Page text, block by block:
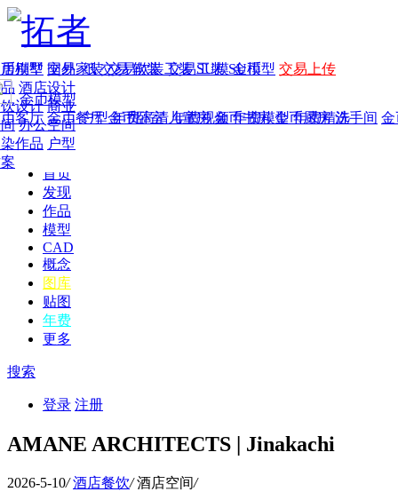
首页
发现
年费 作品 图纸 交易 软装 工装 SU模 金币
年费版块
费图纸 年费户型 年费高清 年费视频 年费模型 年费精选
作品
别墅 国外
酒店设计
设计 商业
办公空间
作品 户型
模型
模型 交易家装 交易软装 交易工装 SU模型 交易上传
金币模型
客厅 金币餐厅 金币卧室 儿童房 金币书房 金币厨房 洗手间 金
CAD
概念
图库
贴图
年费
更多
搜索
登录 注册
AMANE ARCHITECTS | Jinakachi
2026-5-10/ 酒店餐饮/ 酒店空间/